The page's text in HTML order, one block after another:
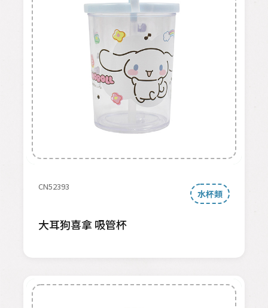
CN52393
水杯類
大耳狗喜拿 吸管杯